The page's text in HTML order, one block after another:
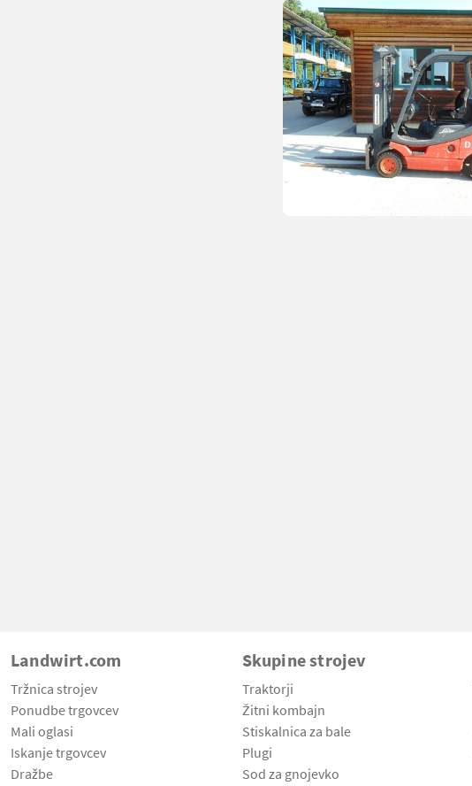
Landwirt.com
Tržnica strojev
Ponudbe trgovcev
Mali oglasi
Iskanje trgovcev
Dražbe
Skupine strojev
Traktorji
Žitni kombajn
Stiskalnica za bale
Plugi
Sod za gnojevko